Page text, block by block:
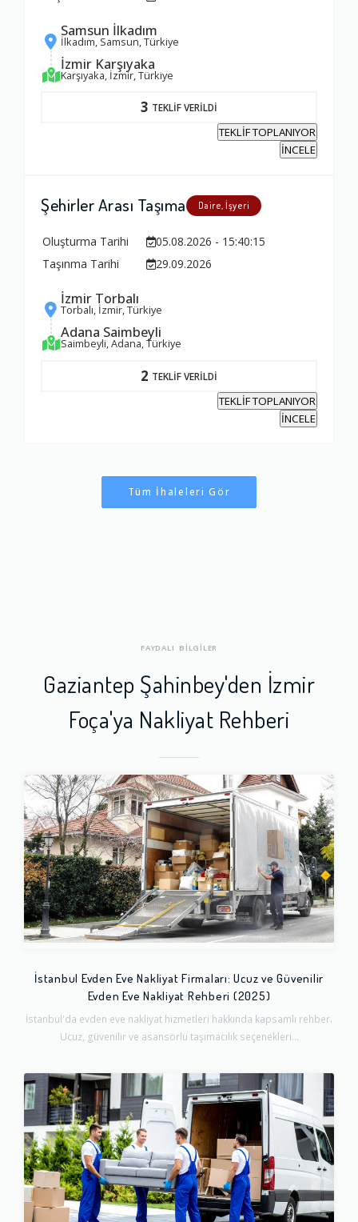
Samsun İlkadım
İlkadım, Samsun, Türkiye
İzmir Karşıyaka
Karşıyaka, İzmir, Türkiye
3 TEKLİF VERİLDİ
TEKLİF TOPLANIYOR
İNCELE
Şehirler Arası Taşıma Daire, İşyeri
Oluşturma Tarihi
05.08.2026 - 15:40:15
Taşınma Tarihi
29.09.2026
İzmir Torbalı
Torbalı, İzmir, Türkiye
Adana Saimbeyli
Saimbeyli, Adana, Türkiye
2 TEKLİF VERİLDİ
TEKLİF TOPLANIYOR
İNCELE
Tüm İhaleleri Gör
FAYDALI BİLGİLER
Gaziantep Şahinbey'den İzmir
Foça'ya Nakliyat Rehberi
İstanbul Evden Eve Nakliyat Firmaları: Ucuz ve Güvenilir
Evden Eve Nakliyat Rehberi (2025)
İstanbul'da evden eve nakliyat hizmetleri hakkında kapsamlı rehber.
Ucuz, güvenilir ve asansörlü taşımacılık seçenekleri...